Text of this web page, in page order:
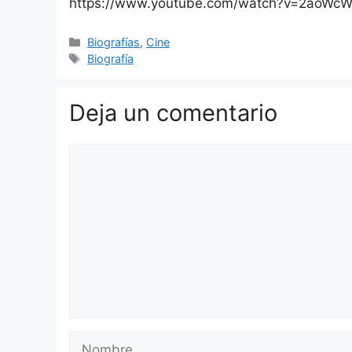
https://www.youtube.com/
Categorías
Biografías, Cine
Etiquetas
Biografía
Deja un comentario
Nombre